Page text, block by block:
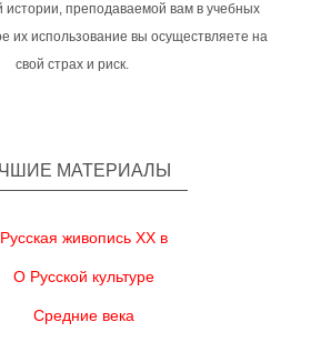
истории, преподаваемой вам в учебных
их использование вы осуществляете на
свой страх и риск.
МАТЕРИАЛЫ
Русская живопись XX в
О Русской культуре
Средние века